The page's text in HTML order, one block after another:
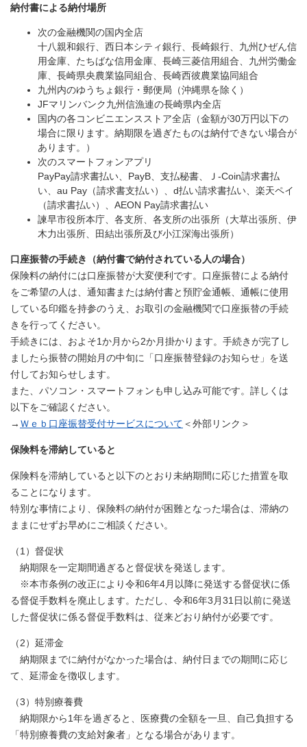
納付書による納付場所
​次の金融機関の国内全店
十八親和銀行、西日本シティ銀行、長崎銀行、九州ひぜん信
用金庫、たちばな信用金庫、長崎三菱信用組合、九州労働金
庫、長崎県央農業協同組合、長崎西彼農業協同組合
九州内のゆうちょ銀行・郵便局（沖縄県を除く）
JFマリンバンク九州信漁連の長崎県内全店
国内の各コンビニエンスストア全店（金額が30万円以下の
場合に限ります。納期限を過ぎたものは納付できない場合が
あります。）
次のスマートフォンアプリ
PayPay請求書払い、PayB、支払秘書、Ｊ‐Coin請求書払
い、au Pay（請求書支払い）、d払い請求書払い、楽天ペイ
（請求書払い）、AEON Pay請求書払い
諫早市役所本庁、各支所、各支所の出張所（大草出張所、伊
木力出張所、田結出張所及び小江深海出張所）
口座振替の手続き（納付書で納付されている人の場合）
保険料の納付には口座振替が大変便利です。口座振替による納付
をご希望の人は、通知書または納付書と預貯金通帳、通帳に使用
している印鑑を持参のうえ、お取引の金融機関で口座振替の手続
きを行ってください。
手続きには、およそ1か月から2か月掛かります。手続きが完了し
ましたら振替の開始月の中旬に「口座振替登録のお知らせ」を送
付してお知らせします。
また、パソコン・スマートフォンも申し込み可能です。詳しくは
以下をご確認ください。
→ Ｗｅｂ口座振替受付サービスについて ＜外部リンク＞
保険料を滞納していると
保険料を滞納していると以下のとおり未納期間に応じた措置を取
ることになります。
​​特別な事情により、保険料の納付が困難となった場合は、滞納の
ままにせずお早めにご相談ください。
（1）督促状
納期限を一定期間過ぎると督促状を発送します。
※本市条例の改正により令和6年4月以降に発送する督促状に係
る督促手数料を廃止します。ただし、令和6年3月31日以前に発送
した督促状に係る督促手数料は、従来どおり納付が必要です。
（2）延滞金
納期限までに納付がなかった場合は、納付日までの期間に応じ
て、延滞金を徴収します。
（3）特別療養費
納期限から1年を過ぎると、医療費の全額を一旦、自己負担する
「特別療養費の支給対象者」となる場合があります。